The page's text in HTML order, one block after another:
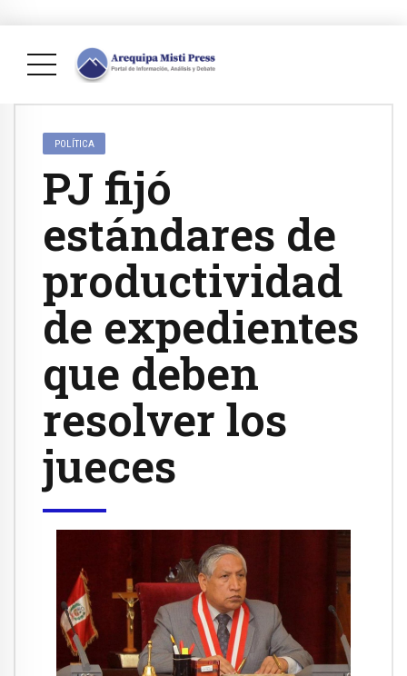
POLÍTICA
PJ fijó
estándares de
productividad
de expedientes
que deben
resolver los
jueces